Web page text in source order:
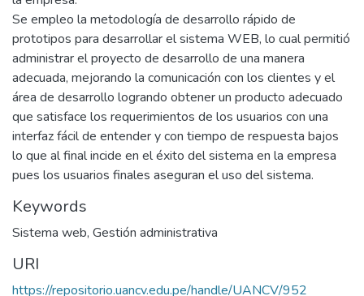
Se empleo la metodología de desarrollo rápido de
prototipos para desarrollar el sistema WEB, lo cual permitió
administrar el proyecto de desarrollo de una manera
adecuada, mejorando la comunicación con los clientes y el
área de desarrollo logrando obtener un producto adecuado
que satisface los requerimientos de los usuarios con una
interfaz fácil de entender y con tiempo de respuesta bajos
lo que al final incide en el éxito del sistema en la empresa
pues los usuarios finales aseguran el uso del sistema.
Keywords
Sistema web, Gestión administrativa
URI
https://repositorio.uancv.edu.pe/handle/UANCV/952